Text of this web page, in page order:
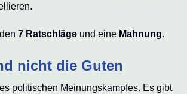
7 Ratschläge und eine Mahnung.
nicht die Guten
politischen Meinungskampfes. Es gibt